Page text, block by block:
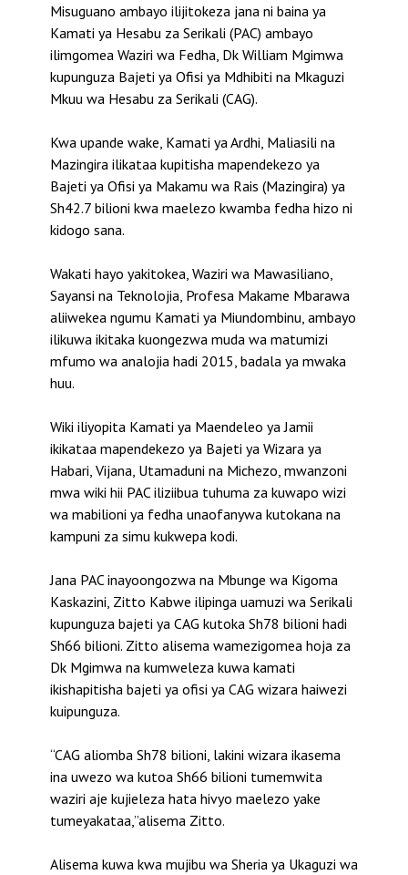
Misuguano ambayo ilijitokeza jana ni baina ya
Kamati ya Hesabu za Serikali (PAC) ambayo
ilimgomea Waziri wa Fedha, Dk William Mgimwa
kupunguza Bajeti ya Ofisi ya Mdhibiti na Mkaguzi
Mkuu wa Hesabu za Serikali (CAG).
Kwa upande wake, Kamati ya Ardhi, Maliasili na
Mazingira ilikataa kupitisha mapendekezo ya
Bajeti ya Ofisi ya Makamu wa Rais (Mazingira) ya
Sh42.7 bilioni kwa maelezo kwamba fedha hizo ni
kidogo sana.
Wakati hayo yakitokea, Waziri wa Mawasiliano,
Sayansi na Teknolojia, Profesa Makame Mbarawa
aliiwekea ngumu Kamati ya Miundombinu, ambayo
ilikuwa ikitaka kuongezwa muda wa matumizi
mfumo wa analojia hadi 2015, badala ya mwaka
huu.
Wiki iliyopita Kamati ya Maendeleo ya Jamii
ikikataa mapendekezo ya Bajeti ya Wizara ya
Habari, Vijana, Utamaduni na Michezo, mwanzoni
mwa wiki hii PAC iliziibua tuhuma za kuwapo wizi
wa mabilioni ya fedha unaofanywa kutokana na
kampuni za simu kukwepa kodi.
Jana PAC inayoongozwa na Mbunge wa Kigoma
Kaskazini, Zitto Kabwe ilipinga uamuzi wa Serikali
kupunguza bajeti ya CAG kutoka Sh78 bilioni hadi
Sh66 bilioni. Zitto alisema wamezigomea hoja za
Dk Mgimwa na kumweleza kuwa kamati
ikishapitisha bajeti ya ofisi ya CAG wizara haiwezi
kuipunguza.
“CAG aliomba Sh78 bilioni, lakini wizara ikasema
ina uwezo wa kutoa Sh66 bilioni tumemwita
waziri aje kujieleza hata hivyo maelezo yake
tumeyakataa,”alisema Zitto.
Alisema kuwa kwa mujibu wa Sheria ya Ukaguzi wa